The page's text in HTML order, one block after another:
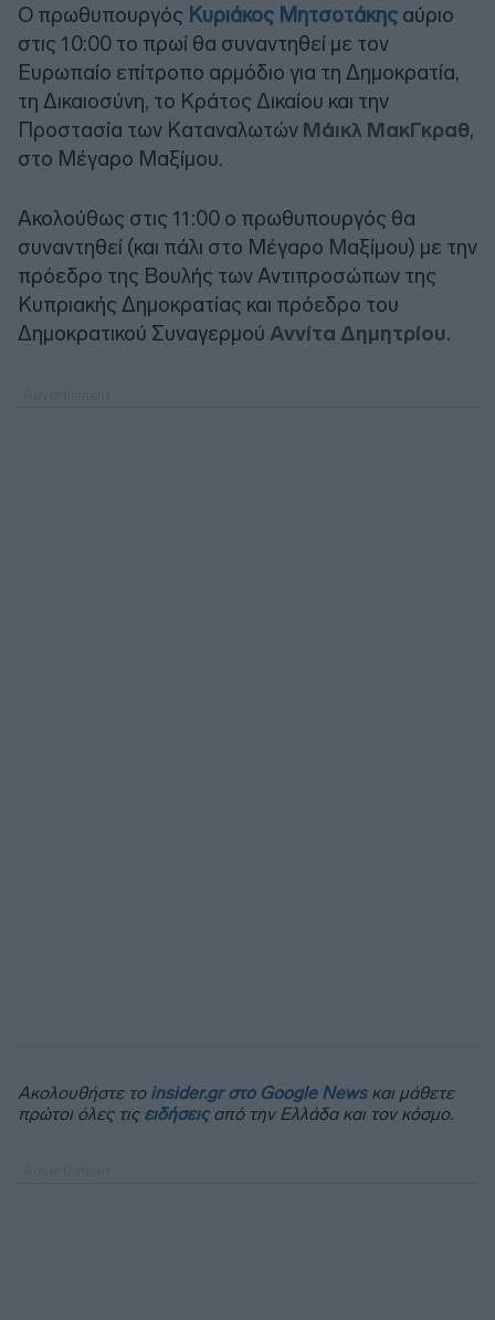
Ο πρωθυπουργός Κυριάκος Μητσοτάκης αύριο
στις 10:00 το πρωί θα συναντηθεί με τον
Ευρωπαίο επίτροπο αρμόδιο για τη Δημοκρατία,
τη Δικαιοσύνη, το Κράτος Δικαίου και την
Προστασία των Καταναλωτών Μάικλ ΜακΓκραθ,
στο Μέγαρο Μαξίμου.
Ακολούθως στις 11:00 ο πρωθυπουργός θα
συναντηθεί (και πάλι στο Μέγαρο Μαξίμου) με την
πρόεδρο της Βουλής των Αντιπροσώπων της
Κυπριακής Δημοκρατίας και πρόεδρο του
Δημοκρατικού Συναγερμού Αννίτα Δημητρίου.
Ακολουθήστε το insider.gr στο Google Newsκαι μάθετε
πρώτοι όλες τις ειδήσειςαπό την Ελλάδα και τον κόσμο.